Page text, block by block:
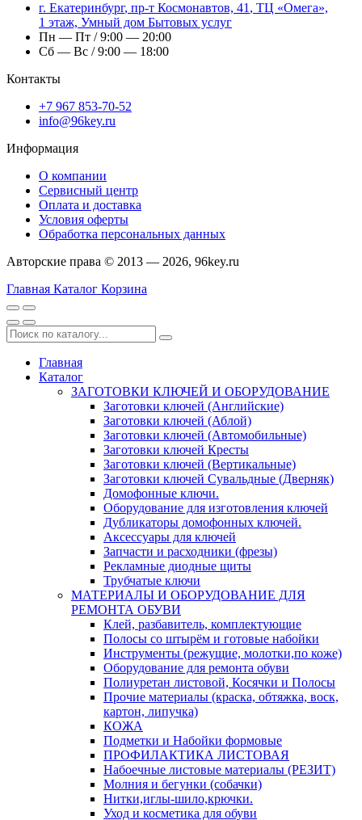
г. Екатеринбург, пр-т Космонавтов, 41, ТЦ «Омега»,
1 этаж, Умный дом Бытовых услуг
Пн — Пт / 9:00 — 20:00
Сб — Вс / 9:00 — 18:00
Контакты
+7 967 853-70-52
info@96key.ru
Информация
О компании
Сервисный центр
Оплата и доставка
Условия оферты
Обработка персональных данных
Авторские права © 2013 — 2026, 96key.ru
Главная Каталог Корзина
Главная
Каталог
ЗАГОТОВКИ КЛЮЧЕЙ И ОБОРУДОВАНИЕ
Заготовки ключей (Английские)
Заготовки ключей (Аблой)
Заготовки ключей (Автомобильные)
Заготовки ключей Кресты
Заготовки ключей (Вертикальные)
Заготовки ключей Сувальдные (Дверняк)
Домофонные ключи.
Оборудование для изготовления ключей
Дубликаторы домофонных ключей.
Аксессуары для ключей
Запчасти и расходники (фрезы)
Рекламные диодные щиты
Трубчатые ключи
МАТЕРИАЛЫ И ОБОРУДОВАНИЕ ДЛЯ
РЕМОНТА ОБУВИ
Клей, разбавитель, комплектующие
Полосы со штырём и готовые набойки
Инструменты (режущие, молотки,по коже)
Оборудование для ремонта обуви
Полиуретан листовой, Косячки и Полосы
Прочие материалы (краска, обтяжка, воск,
картон, липучка)
КОЖА
Подметки и Набойки формовые
ПРОФИЛАКТИКА ЛИСТОВАЯ
Набоечные листовые материалы (РЕЗИТ)
Молния и бегунки (собачки)
Нитки,иглы-шило,крючки.
Уход и косметика для обуви